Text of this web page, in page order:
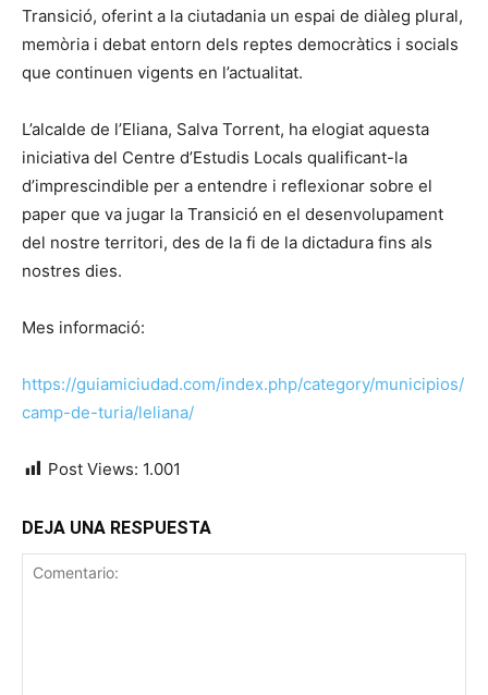
Transició, oferint a la ciutadania un espai de diàleg plural,
memòria i debat entorn dels reptes democràtics i socials
que continuen vigents en l’actualitat.
L’alcalde de l’Eliana, Salva Torrent, ha elogiat aquesta
iniciativa del Centre d’Estudis Locals qualificant-la
d’imprescindible per a entendre i reflexionar sobre el
paper que va jugar la Transició en el desenvolupament
del nostre territori, des de la fi de la dictadura fins als
nostres dies.
Mes informació:
https://guiamiciudad.com/index.php/category/municipios/
camp-de-turia/leliana/
Post Views: 1.001
DEJA UNA RESPUESTA